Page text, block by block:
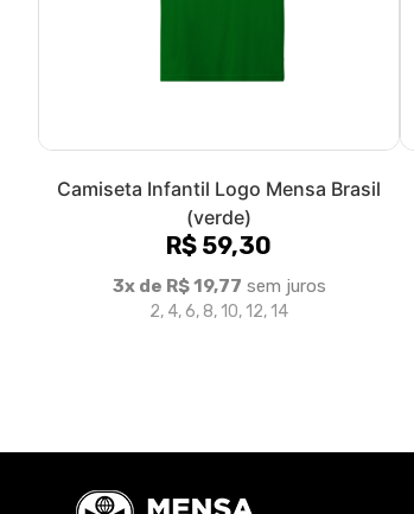
Camiseta Infantil Logo Mensa Brasil
(verde)
R$ 59,30
3x de R$ 19,77 sem juros
2, 4, 6, 8, 10, 12, 14